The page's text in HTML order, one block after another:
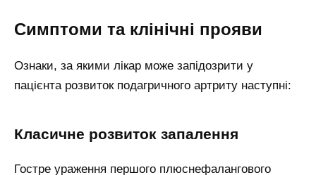
Симптоми та клінічні прояви
Ознаки, за якими лікар може запідозрити у
пацієнта розвиток подагричного артриту наступні:
Класичне розвиток запалення
Гостре ураження першого плюснефалангового